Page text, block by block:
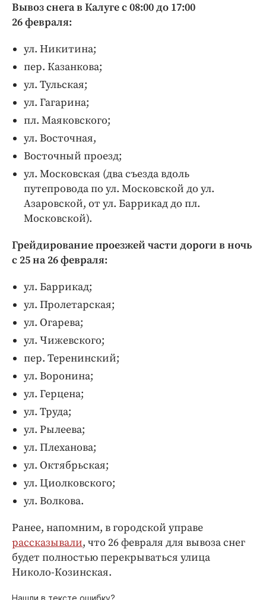
Вывоз снега в Калуге с 08:00 до 17:00
26 февраля:
ул. Никитина;
пер. Казанкова;
ул. Тульская;
ул. Гагарина;
пл. Маяковского;
ул. Восточная,
Восточный проезд;
ул. Московская (два съезда вдоль
путепровода по ул. Московской до ул.
Азаровской, от ул. Баррикад до пл.
Московской).
Грейдирование проезжей части дороги в ночь
с 25 на 26 февраля:
ул. Баррикад;
ул. Пролетарская;
ул. Огарева;
ул. Чижевского;
пер. Теренинский;
ул. Воронина;
ул. Герцена;
ул. Труда;
ул. Рылеева;
ул. Плеханова;
ул. Октябрьская;
ул. Циолковского;
ул. Волкова.
Ранее, напомним, в городской управе
рассказывали, что 26 февраля для вывоза снег
будет полностью перекрываться улица
Николо-Козинская.